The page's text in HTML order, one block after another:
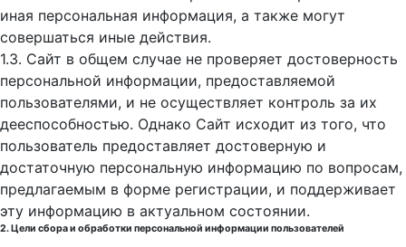
иная персональная информация, а также могут
совершаться иные действия.
1.3. Сайт в общем случае не проверяет достоверность
персональной информации, предоставляемой
пользователями, и не осуществляет контроль за их
дееспособностью. Однако Сайт исходит из того, что
пользователь предоставляет достоверную и
достаточную персональную информацию по вопросам,
предлагаемым в форме регистрации, и поддерживает
эту информацию в актуальном состоянии.
2. Цели сбора и обработки персональной информации пользователей